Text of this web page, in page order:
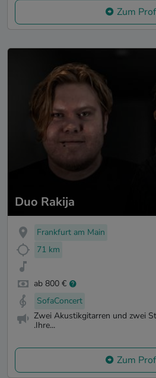
Zum
Duo Rakija
Frankfurt am Main
71 km
ab 800 €
SofaConcert
Zwei Akustikgitarren und zwei
.Ihre...
Zum